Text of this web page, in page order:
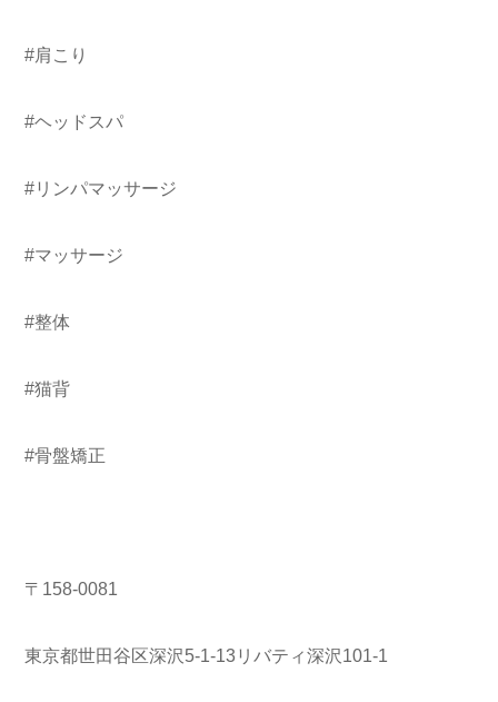
#肩こり
#ヘッドスパ
#リンパマッサージ
#マッサージ
#整体
#猫背
#骨盤矯正
〒158-0081
東京都世田谷区深沢5-1-13リバティ深沢101-1